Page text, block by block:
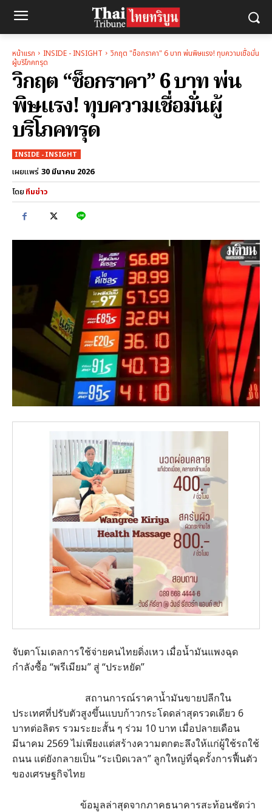
หน้าแรก INSIDE - INSIGHT
วิกฤต "ช็อกราคา" 6 บาท พ่นพิษแรง! ทุบความเชื่อมั่น
ผู้บริโภคทรุด
วิกฤต “ช็อกราคา” 6 บาท พ่น
พิษแรง! ทุบความเชื่อมั่นผู้
บริโภคทรุด
INSIDE - INSIGHT
เผยแพร่ 30 มีนาคม 2026
โดยทีมข่าว
จับตาโมเดลการใช้จ่ายคนไทยดิ่งเหว เมื่อน้ำมันแพงฉุด
กำลังซื้อ “พรีเมียม” สู่ “ประหยัด”
สถานการณ์ราคาน้ำมันขายปลีกใน
ประเทศที่ปรับตัวสูงขึ้นแบบก้าวกระโดดล่าสุดรวดเดียว 6
บาทต่อลิตร รวมระยะสั้น ๆ ร่วม 10 บาท เมื่อปลายเดือน
มีนาคม 2569 ไม่เพียงแต่สร้างความตกตะลึงให้แก่ผู้ใช้รถใช้
ถนน แต่ยังกลายเป็น “ระเบิดเวลา” ลูกใหญ่ที่ฉุดรั้งการฟื้นตัว
ของเศรษฐกิจไทย
ข้อมูลล่าสุดจากภาคธนาคารสะท้อนชัดว่า